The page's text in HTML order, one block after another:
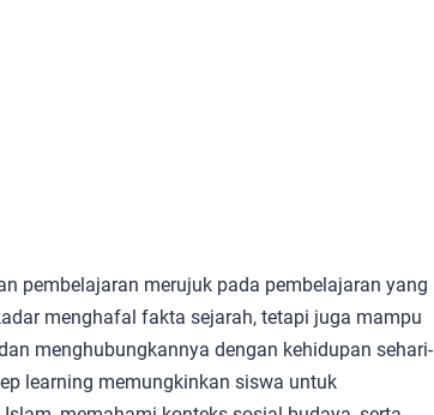
pembelajaran merujuk pada pembelajaran yang
menghafal fakta sejarah, tetapi juga mampu
menghubungkannya dengan kehidupan sehari-
learning memungkinkan siswa untuk